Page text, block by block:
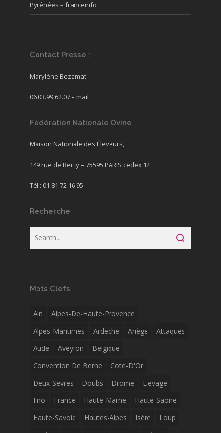
Pyrénées – franceinfo
Contact Presse :
Marylène Bezamat
06.03.99.62.07 – mail
Fédération Nationale Ovine
Maison Nationale des Éleveurs,
149 rue de Bercy – 75595 PARIS cedex 12
Tél : 01 81 72 16 95
Recherche
Mots Clefs
Ain
Alpes-De-Haute-Provence
Alpes-Maritimes
Ardeche Ariège
Attaques
Aude
Aveyron
Belgique
Convention De Berne
Cote-D'Or
Deux-Sevres
Doubs Drome
Elevage
Fno
France Haute-Marne
Haute-Saone
Haute-Savoie
Hautes-Alpes Isère
Loup